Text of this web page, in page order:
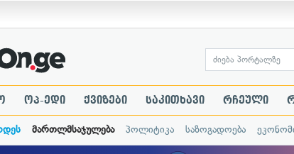
ოპ-ედი ქვიზები საკითხავი რჩეული
მართლმსაჯულება პოლიტიკა საზოგადოება